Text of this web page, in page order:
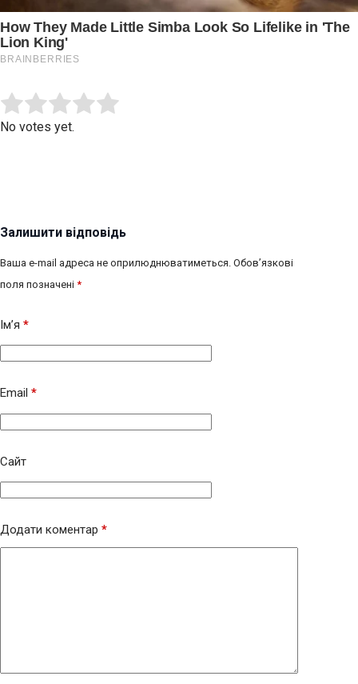
Rate this item:
No votes yet.
Залишити відповідь
Ваша e-mail адреса не оприлюднюватиметься. Обов’язкові
поля позначені *
Ім’я *
Email *
Сайт
Додати коментар *